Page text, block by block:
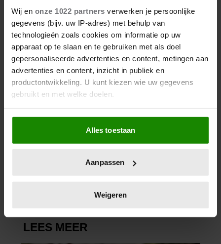
Wij en onze 1022 partners verwerken je persoonlijke
gegevens (bijv. uw IP-adres) met behulp van
technologieën zoals cookies om informatie op uw
apparaat op te slaan en te gebruiken met als doel
gepersonaliseerde advertenties en content, metingen aan
advertenties en content, inzicht in publiek en
productontwikkeling. U kunt kiezen wie uw gegevens
gebruikt en met welke doelen.
Als u het toestaat, willen we ook graag:
Informatie verzamelen over uw geografische
locatie, die tot een paar meter nauwkeurig kan zijn
scannen op specifieke eigenschappen (fingerprinting)
verwerkt en stel uw voorkeuren in het
intrekken in de Cookieverklaring.
Alles toestaan
Aanpassen
Weigeren
LIEFDE NA VERBROKEN